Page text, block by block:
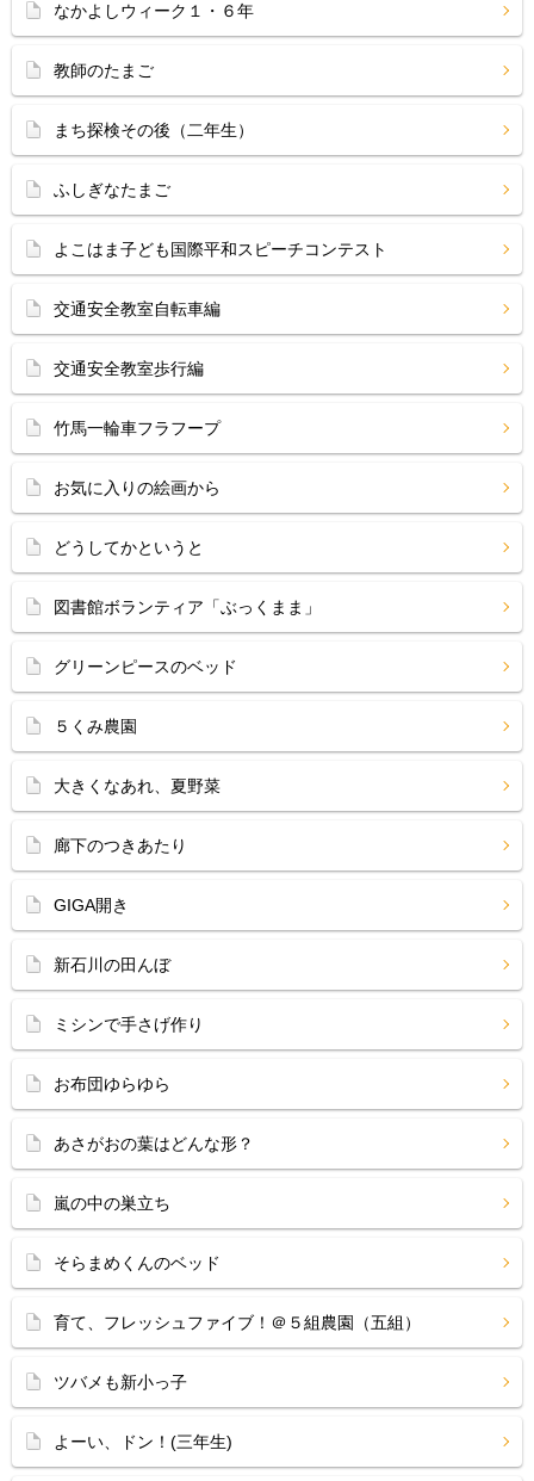
なかよしウィーク１・６年
教師のたまご
まち探検その後（二年生）
ふしぎなたまご
よこはま子ども国際平和スピーチコンテスト
交通安全教室自転車編
交通安全教室歩行編
竹馬一輪車フラフープ
お気に入りの絵画から
どうしてかというと
図書館ボランティア「ぶっくまま」
グリーンピースのベッド
５くみ農園
大きくなあれ、夏野菜
廊下のつきあたり
GIGA開き
新石川の田んぼ
ミシンで手さげ作り
お布団ゆらゆら
あさがおの葉はどんな形？
嵐の中の巣立ち
そらまめくんのベッド
育て、フレッシュファイブ！＠５組農園（五組）
ツバメも新小っ子
よーい、ドン！(三年生)